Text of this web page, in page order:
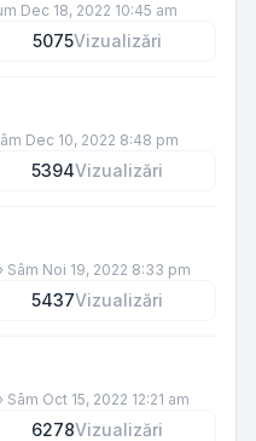
Dec 18, 2022 10:45 am
5075Vizualizări
Dec 10, 2022 8:48 pm
5394Vizualizări
Sâm Noi 19, 2022 8:33 pm
5437Vizualizări
Sâm Oct 15, 2022 12:21 am
6278Vizualizări